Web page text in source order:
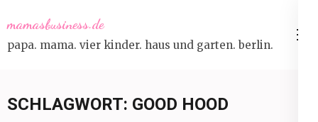
to
content
mamasbusiness.de
papa. mama. vier kinder. haus und garten. berlin.
SCHLAGWORT: GOOD HOOD